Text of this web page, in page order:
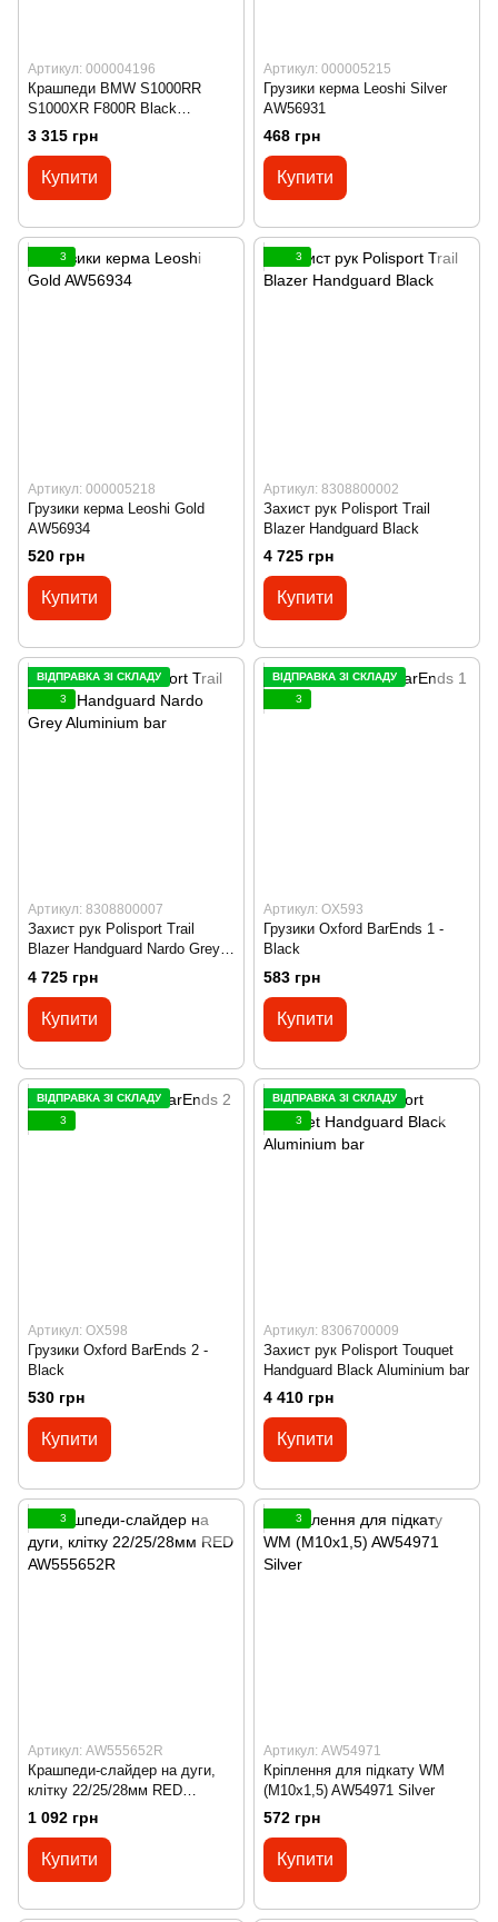
Артикул: 000004196
Крашпеди BMW S1000RR
S1000XR F800R Black
AW55563
3 315 грн
Купити
Артикул: 000005215
Грузики керма Leoshi Silver
AW56931
468 грн
Купити
3
Артикул: 000005218
Грузики керма Leoshi Gold
AW56934
520 грн
Купити
3
Артикул: 8308800002
Захист рук Polisport Trail
Blazer Handguard Black
4 725 грн
Купити
ВІДПРАВКА ЗІ СКЛАДУ
3
Артикул: 8308800007
Захист рук Polisport Trail
Blazer Handguard Nardo Grey
Aluminium bar
4 725 грн
Купити
ВІДПРАВКА ЗІ СКЛАДУ
3
Артикул: OX593
Грузики Oxford BarEnds 1 -
Black
583 грн
Купити
ВІДПРАВКА ЗІ СКЛАДУ
3
Артикул: OX598
Грузики Oxford BarEnds 2 -
Black
530 грн
Купити
ВІДПРАВКА ЗІ СКЛАДУ
3
Артикул: 8306700009
Захист рук Polisport Touquet
Handguard Black Aluminium bar
4 410 грн
Купити
3
Артикул: AW555652R
Крашпеди-слайдер на дуги,
клітку 22/25/28мм RED
AW555652R
1 092 грн
Купити
3
Артикул: AW54971
Кріплення для підкату WM
(M10x1,5) AW54971 Silver
572 грн
Купити